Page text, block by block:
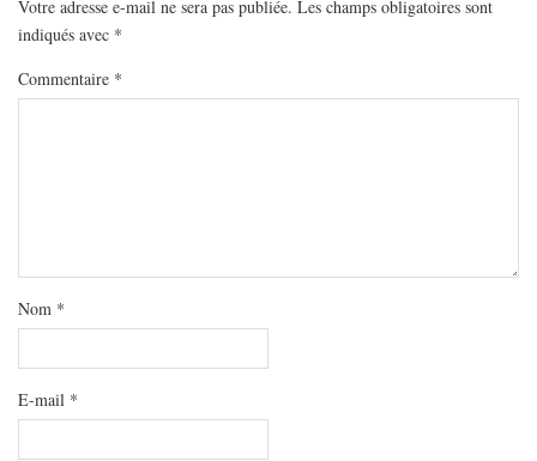
MODE
BEAUTÉ
DIVERSES BOX
Votre adresse e-mail ne sera pas publiée. Les champs obligatoires sont
indiqués avec *
Commentaire *
Nom *
E-mail *